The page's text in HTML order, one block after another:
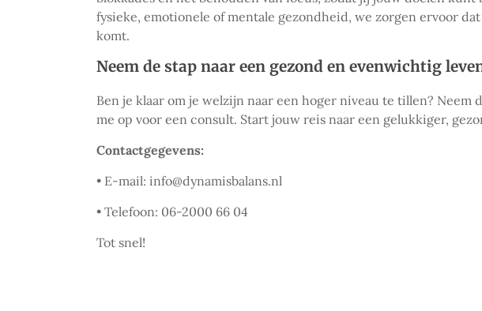
fysieke, emotionele of mentale gezondheid, we zorgen ervoor
komt.
Neem de stap naar een gezond en evenwichtig
Ben je klaar om je welzijn naar een hoger niveau te tillen? Neem
me op voor een consult. Start jouw reis naar een gelukkiger,
Contactgegevens:
• E-mail: info@dynamisbalans.nl
• Telefoon: 06-2000 66 04
Tot snel!